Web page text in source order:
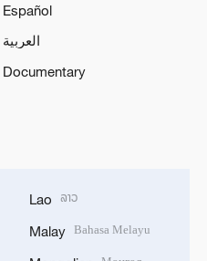
Español
العربية
Documentary
Lao ລາວ
Malay Bahasa Melayu